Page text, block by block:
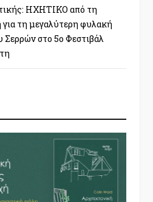
ΗΧΗΤΙΚΟ από τη
τη μεγαλύτερη φυλακή
Σερρών στο 5ο Φεστιβάλ